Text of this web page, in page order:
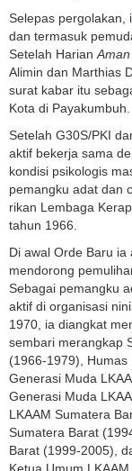
Selepas pergolakan,
dan termasuk
Setelah Harian
Alimin dan Marthias
surat kabar itu
Kota di Payakumbuh.
Setelah G30S/PKI
aktif bekerja sama
kondisi psikologis
pemangku adat dan
rikan Lembaga
tahun 1966.
Di awal Orde Baru
mendorong
Sebagai pemangku
aktif di organisasi
1970, ia diangkat
sembari merangkap
(1966-1979),
Generasi Muda
Generasi Muda
LKAAM Sumatera
Sumatera Barat
Barat (1999-2005),